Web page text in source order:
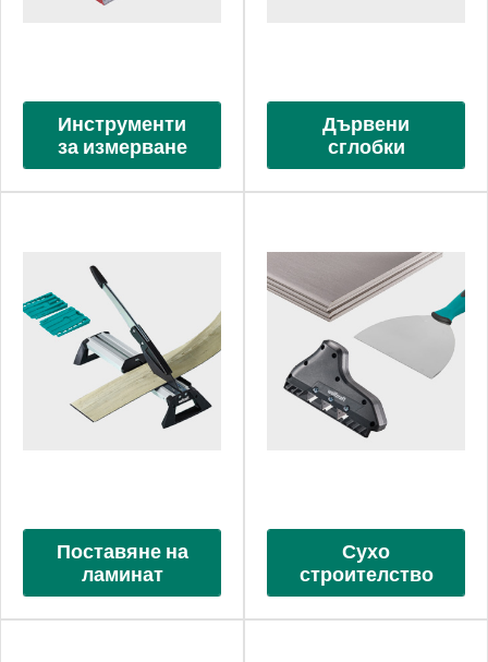
Инструменти
за измерване
Дървени
сглобки
Поставяне на
ламинат
Сухо
строителство